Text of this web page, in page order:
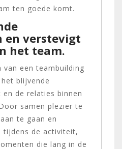
ten goede komt.
en verstevigt
het team.
van een teambuilding
blijvende
de relaties binnen
samen plezier te
te gaan en
tijdens de activiteit,
die lang in de